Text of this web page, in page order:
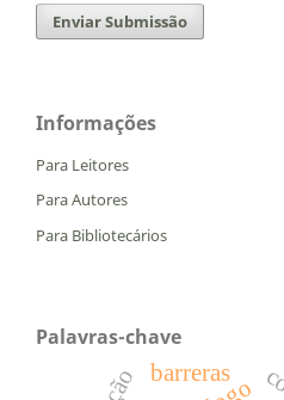
Enviar Submissão
Informações
Para Leitores
Para Autores
Para Bibliotecários
Palavras-chave
barreras